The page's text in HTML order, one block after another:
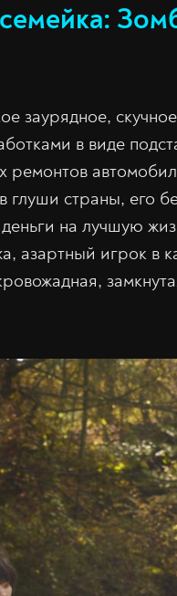
заурядное,
в виде
ремонтов
глуши страны, его
на лучшую
азартный игрок в